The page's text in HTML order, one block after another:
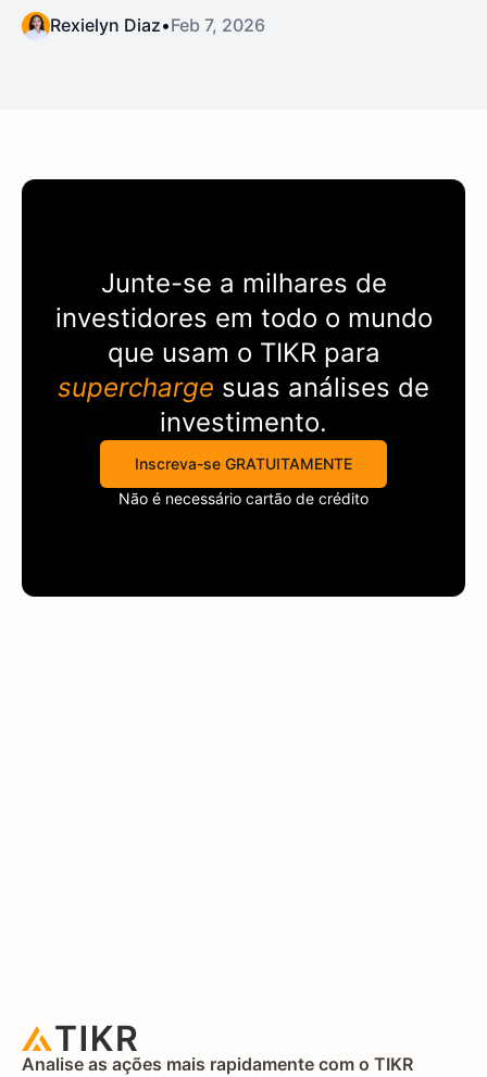
Rexielyn Diaz•Feb 7, 2026
Junte-se a milhares de
investidores em todo o mundo
que usam o TIKRpara
supercharge suas análises de
investimento.
Inscreva-se GRATUITAMENTE
Não é necessário cartão de crédito
Analise as ações mais rapidamente com o TIKR